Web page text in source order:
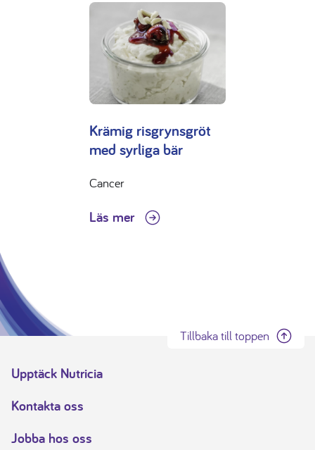
Krämig risgrynsgröt
med syrliga bär
Cancer
Läs mer
Tillbaka till toppen
Upptäck Nutricia
Kontakta oss
Jobba hos oss